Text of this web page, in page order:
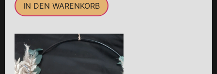
IN DEN WARENKORB